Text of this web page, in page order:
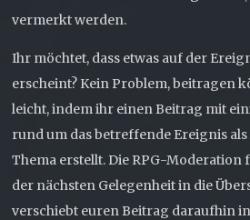
vermerkt werden.
Ihr möchtet, dass etwas auf der
erscheint? Kein Problem, beitragen
leicht, indem ihr einen Beitrag mit
rund um das betreffende Ereignis
Thema erstellt. Die RPG-Moderation
der nächsten Gelegenheit in die
verschiebt euren Beitrag daraufhin